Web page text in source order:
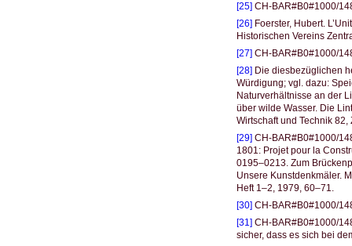
[25] CH-BAR#B0#1000/
[26] Foerster, Hubert.
Historischen Vereins
[27] CH-BAR#B0#1000/
[28] Die diesbezüglichen
Würdigung; vgl. dazu:
Naturverhältnisse an der
über wilde Wasser. Die
Wirtschaft und Technik
[29] CH-BAR#B0#1000/
1801: Projet pour la
0195–0213. Zum
Unsere Kunstdenkmäler.
Heft 1–2, 1979, 60–71.
[30] CH-BAR#B0#1000/
[31] CH-BAR#B0#1000/
sicher, dass es sich bei